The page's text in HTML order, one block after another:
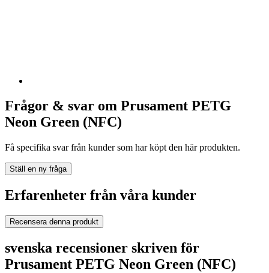
Frågor & svar om Prusament PETG
Neon Green (NFC)
Få specifika svar från kunder som har köpt den här produkten.
Ställ en ny fråga
Erfarenheter från våra kunder
Recensera denna produkt
svenska recensioner skriven för
Prusament PETG Neon Green (NFC)